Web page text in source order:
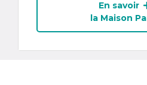
En savoir
la Maison